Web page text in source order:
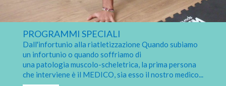
PROGRAMMI SPECIALI
Dall'infortunio alla riatletizzazione Quando subiamo
un infortunio o quando soffriamo di
una patologia muscolo-scheletrica, la prima persona
che interviene è il MEDICO, sia esso il nostro medico...